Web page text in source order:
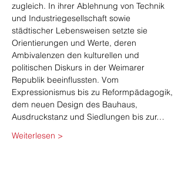
zugleich. In ihrer Ablehnung von Technik
und Industriegesellschaft sowie
städtischer Lebensweisen setzte sie
Orientierungen und Werte, deren
Ambivalenzen den kulturellen und
politischen Diskurs in der Weimarer
Republik beeinflussten. Vom
Expressionismus bis zu Reformpädagogik,
dem neuen Design des Bauhaus,
Ausdruckstanz und Siedlungen bis zur…
Weiterlesen >